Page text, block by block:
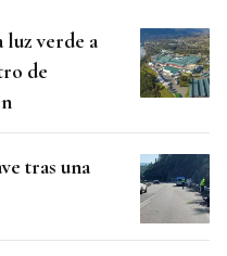
verde a
de
tras una